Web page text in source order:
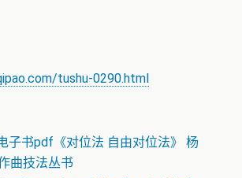
tushu-0290.html
子书pdf《对位法 自由对位法》 杨
曲技法丛书